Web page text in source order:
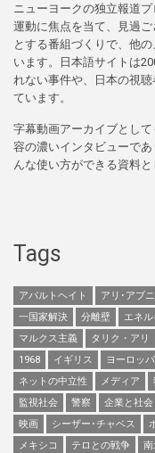
ニューヨークの独立報道
運動に焦点を当て、見過
とする番組づくりで、他
います。日本語サイトは
れない事件や、日本の視
ています。
字幕動画アーカイブとし
容の濃いインタビューで
んな使い方ができる資料
Tags
アパルトヘイト アリ･アブ
一国家解決
分離壁 エネル
マルクス主義
タリク・アリ
1968
イギリス ヨーロッパ
ネットの中立性
メディア
監視社会
警察 企業と社会
映画
シーザー･チャベス
メキシコ
テロとの戦争 南